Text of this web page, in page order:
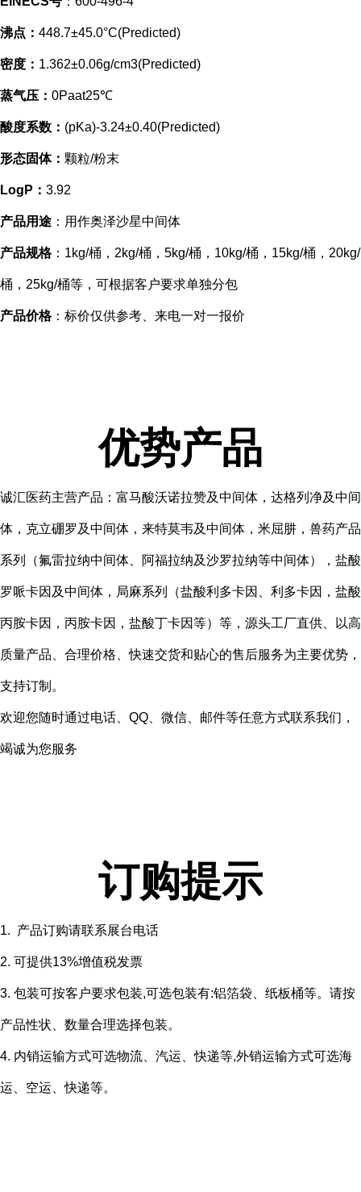
沸点： 448.7±45.0°C(Predicted)
密度： 1.362±0.06g/cm3(Predicted)
蒸气压： 0Paat25℃
酸度系数： (pKa)-3.24±0.40(Predicted)
形态固体： 颗粒/粉末
LogP： 3.92
产品用途 ：用作奥泽沙星中间体
产品规格：1kg/桶，2kg/桶，5kg/桶，10kg/桶，15kg/桶，20kg/
桶，25kg/桶等，可根据客户要求单独分包
产品价格：标价仅供参考、来电一对一报价
优势产品
诚汇医药主营产品：富马酸沃诺拉赞及中间体，达格列净及中间
体，克立硼罗及中间体，来特莫韦及中间体，米屈肼，兽药产品
系列（氟雷拉纳中间体、阿福拉纳及沙罗拉纳等中间体），盐酸
罗哌卡因及中间体，局麻系列（盐酸利多卡因、利多卡因，盐酸
丙胺卡因，丙胺卡因，盐酸丁卡因等）等，源头工厂直供、以高
质量产品、合理价格、快速交货和贴心的售后服务为主要优势，
支持订制。
欢迎您随时通过电话、QQ、微信、邮件等任意方式联系我们，
竭诚为您服务
订购提示
1. 产品订购请联系展台电话
2. 可提供13%增值税发票
3. 包装可按客户要求包装,可选包装有:铝箔袋、纸板桶等。请按
产品性状、数量合理选择包装。
4. 内销运输方式可选物流、汽运、快递等,外销运输方式可选海
运、空运、快递等。